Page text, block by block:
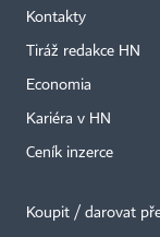
Kontakty
Tiráž redakce HN
Economia
Kariéra v HN
Ceník inzerce
Koupit / darovat